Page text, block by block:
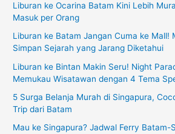
u
t
Liburan ke Ocarina Batam Kini Lebih
Masuk per Orang
Liburan ke Batam Jangan Cuma ke Mall!
Simpan Sejarah yang Jarang Diketahui
Liburan ke Bintan Makin Seru! Night
Memukau Wisatawan dengan 4 Tema
5 Surga Belanja Murah di Singapura,
Trip dari Batam
Mau ke Singapura? Jadwal Ferry Batam-